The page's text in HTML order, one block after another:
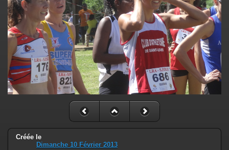
Créée le
Dimanche 10 Février 2013